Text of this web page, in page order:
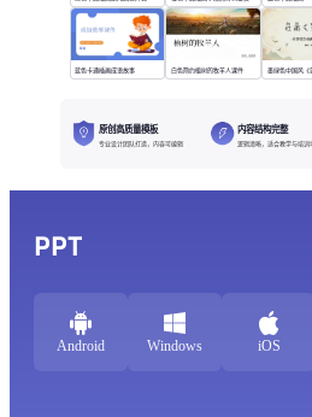
蓝色卡通插画成语故事 白色简约植树的牧羊人课件
原创高质量模板
专业设计团队打造，内容可编辑
内容结构完整
逻辑清晰，适合教学与培训
PPT
Android Windows iOS